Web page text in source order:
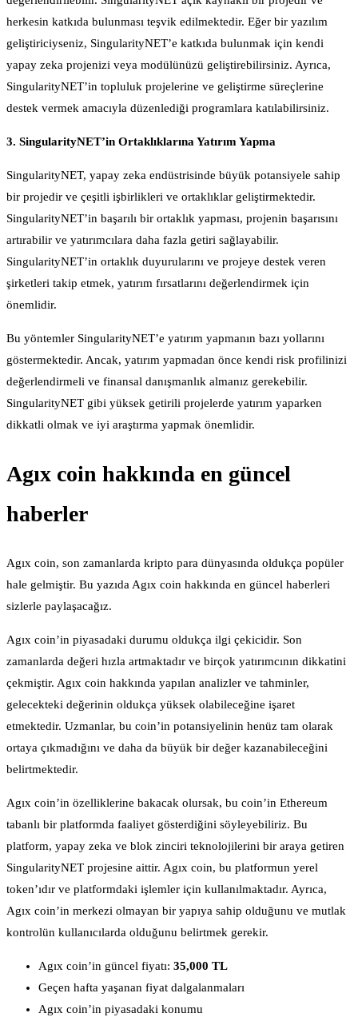
herkesin katkıda bulunması teşvik edilmektedir. Eğer bir yazılım
geliştiriciyseniz, SingularityNET’e katkıda bulunmak için kendi
yapay zeka projenizi veya modülünüzü geliştirebilirsiniz. Ayrıca,
SingularityNET’in topluluk projelerine ve geliştirme süreçlerine
destek vermek amacıyla düzenlediği programlara katılabilirsiniz.
3. SingularityNET’in Ortaklıklarına Yatırım Yapma
SingularityNET, yapay zeka endüstrisinde büyük potansiyele sahip
bir projedir ve çeşitli işbirlikleri ve ortaklıklar geliştirmektedir.
SingularityNET’in başarılı bir ortaklık yapması, projenin başarısını
artırabilir ve yatırımcılara daha fazla getiri sağlayabilir.
SingularityNET’in ortaklık duyurularını ve projeye destek veren
şirketleri takip etmek, yatırım fırsatlarını değerlendirmek için
önemlidir.
Bu yöntemler SingularityNET’e yatırım yapmanın bazı yollarını
göstermektedir. Ancak, yatırım yapmadan önce kendi risk profilinizi
değerlendirmeli ve finansal danışmanlık almanız gerekebilir.
SingularityNET gibi yüksek getirili projelerde yatırım yaparken
dikkatli olmak ve iyi araştırma yapmak önemlidir.
Agıx coin hakkında en güncel
haberler
Agıx coin, son zamanlarda kripto para dünyasında oldukça popüler
hale gelmiştir. Bu yazıda Agıx coin hakkında en güncel haberleri
sizlerle paylaşacağız.
Agıx coin’in piyasadaki durumu oldukça ilgi çekicidir. Son
zamanlarda değeri hızla artmaktadır ve birçok yatırımcının dikkatini
çekmiştir. Agıx coin hakkında yapılan analizler ve tahminler,
gelecekteki değerinin oldukça yüksek olabileceğine işaret
etmektedir. Uzmanlar, bu coin’in potansiyelinin henüz tam olarak
ortaya çıkmadığını ve daha da büyük bir değer kazanabileceğini
belirtmektedir.
Agıx coin’in özelliklerine bakacak olursak, bu coin’in Ethereum
tabanlı bir platformda faaliyet gösterdiğini söyleyebiliriz. Bu
platform, yapay zeka ve blok zinciri teknolojilerini bir araya getiren
SingularityNET projesine aittir. Agıx coin, bu platformun yerel
token’ıdır ve platformdaki işlemler için kullanılmaktadır. Ayrıca,
Agıx coin’in merkezi olmayan bir yapıya sahip olduğunu ve mutlak
kontrolün kullanıcılarda olduğunu belirtmek gerekir.
Agıx coin’in güncel fiyatı: 35,000 TL
Geçen hafta yaşanan fiyat dalgalanmaları
Agıx coin’in piyasadaki konumu